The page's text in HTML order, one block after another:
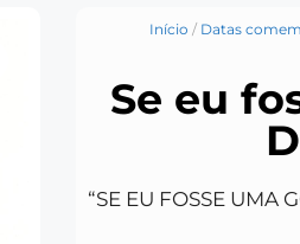
Início / Datas
Se eu
“SE EU FOSSE UMA